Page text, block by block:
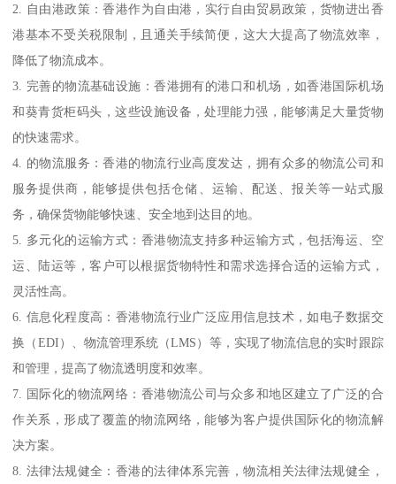
2. 自由港政策：香港作为自由港，实行自由贸易政策，货物进出香
港基本不受关税限制，且通关手续简便，这大大提高了物流效率，
降低了物流成本。
3. 完善的物流基础设施：香港拥有的港口和机场，如香港国际机场
和葵青货柜码头，这些设施设备，处理能力强，能够满足大量货物
的快速需求。
4. 的物流服务：香港的物流行业高度发达，拥有众多的物流公司和
服务提供商，能够提供包括仓储、运输、配送、报关等一站式服
务，确保货物能够快速、安全地到达目的地。
5. 多元化的运输方式：香港物流支持多种运输方式，包括海运、空
运、陆运等，客户可以根据货物特性和需求选择合适的运输方式，
灵活性高。
6. 信息化程度高：香港物流行业广泛应用信息技术，如电子数据交
换（EDI）、物流管理系统（LMS）等，实现了物流信息的实时跟踪
和管理，提高了物流透明度和效率。
7. 国际化的物流网络：香港物流公司与众多和地区建立了广泛的合
作关系，形成了覆盖的物流网络，能够为客户提供国际化的物流解
决方案。
8. 法律法规健全：香港的法律体系完善，物流相关法律法规健全，